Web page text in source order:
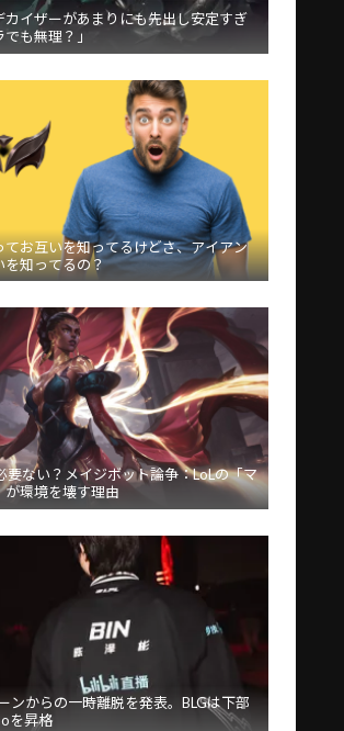
カイザーがあまりにも先出し安定すぎ
も無理？」
てお互いを知ってるけどさ、アイアン
を知ってるの？
要ない？メイジボット論争：LoLの「マ
が環境を壊す理由
ンからの一時離脱を発表。BLGは下部
を昇格